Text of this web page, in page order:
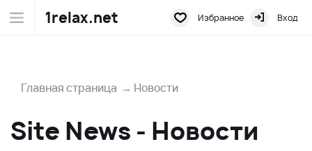
1relax.net Избранное Вход
Главная страница → Новости
Site News - Новости